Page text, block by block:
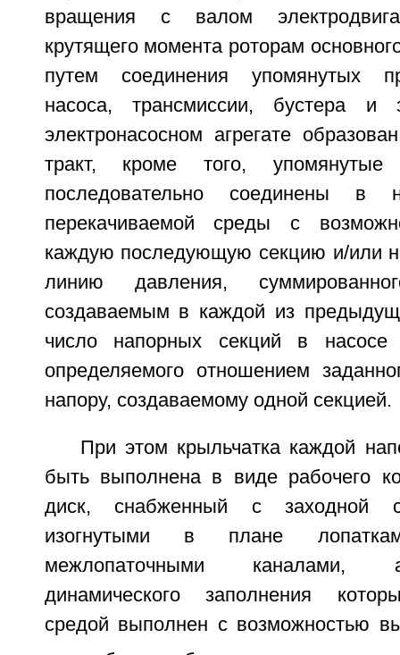
вращения с валом
крутящего момента роторам
путем соединения упомянутых
насоса, трансмиссии, бустера
электронасосном агрегате
тракт, кроме того, упомянутые
последовательно соединены в
перекачиваемой среды с
каждую последующую секцию и/или
линию давления,
создаваемым в каждой из
число напорных секций в
определяемого отношением
напору, создаваемому одной секцией.
При этом крыльчатка каждой
быть выполнена в виде рабочего
диск, снабженный с заходной
изогнутыми в плане
межлопаточными каналами,
динамического заполнения
средой выполнен с возможностью